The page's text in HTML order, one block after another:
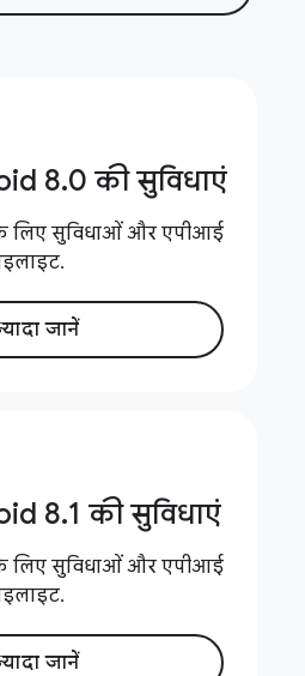
8.0 की सुविधाएं
सुविधाओं और एपीआई
जानें
8.1 की सुविधाएं
सुविधाओं और एपीआई
जानें